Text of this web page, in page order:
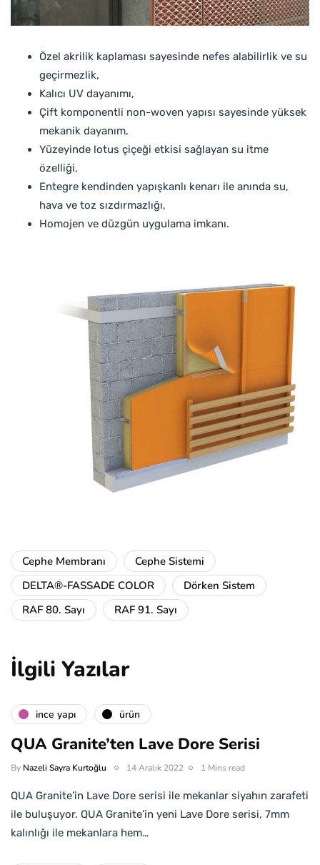
Özel akrilik kaplaması sayesinde nefes alabilirlik ve su
geçirmezlik,
Kalıcı UV dayanımı,
Çift komponentli non-woven yapısı sayesinde yüksek
mekanik dayanım,
Yüzeyinde lotus çiçeği etkisi sağlayan su itme
özelliği,
Entegre kendinden yapışkanlı kenarı ile anında su,
hava ve toz sızdırmazlığı,
Homojen ve düzgün uygulama imkanı.
Cephe Membranı
Cephe Sistemi
DELTA®-FASSADE COLOR
Dörken Sistem
RAF 80. Sayı
RAF 91. Sayı
İlgili Yazılar
i̇nce yapı ürün
QUA Granite’ten Lave Dore Serisi
By Nazeli Sayra Kurtoğlu 14 Aralık 2022 1 Mins read
QUA Granite’in Lave Dore serisi ile mekanlar siyahın zarafeti
ile buluşuyor. QUA Granite’in yeni Lave Dore serisi, 7mm
kalınlığı ile mekanlara hem…